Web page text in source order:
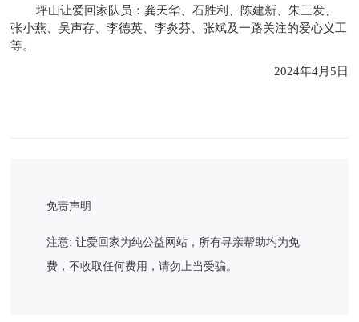
坪山让爱回家队员：龚天华、石胜利、陈建新、朱三发、
张小燕、吴声存、李德英、李炎芬、张斌及一路关注的爱心义工
等。
2024年4月5日
免责声明
注意: 让爱回家为纯公益网站，所有寻亲帮助均为免
费，不收取任何费用，请勿上当受骗。